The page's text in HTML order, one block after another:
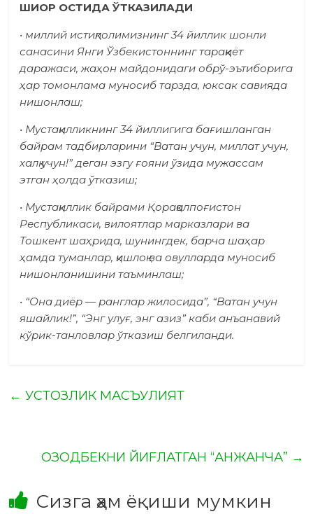
ШИОР ОСТИДА ЎТКАЗИЛАДИ
• миллий истиқлолимизнинг 34 йиллик шонли
санасини Янги Ўзбекистоннинг тараққиёт
даражаси, жаҳон майдонидаги обрў-эътиборига
ҳар томонлама муносиб тарзда, юксак савияда
нишонлаш;
• Мустақилликнинг 34 йиллигига бағишланган
байрам тадбирларини “Ватан учун, миллат учун,
халқ учун!” деган эзгу ғояни ўзида мужассам
этган ҳолда ўтказиш;
• Мустақиллик байрами Қорақал­по­ғистон
Республикаси, вилоятлар марказлари ва
Тошкент шаҳрида, шунингдек, барча шаҳар
ҳамда туманлар, қишлоқ ва овулларда муносиб
нишонланишини таъминлаш;
• “Она диёр — ранглар жилосида”, “Ватан учун
яшайлик!”, “Энг улуғ, энг азиз” каби анъанавий
кўрик-танловлар ўтказиш белгиланди.
← УСТОЗЛИК МАСЪУЛИЯТ
ОЗОДБЕКНИ ЙИFЛАТГАН “АНЖАНЧА” →
Сизга ҳам ёқиши мумкин